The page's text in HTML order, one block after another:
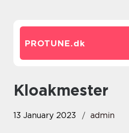
PROTUNE.dk
Kloakmester
13 January 2023 admin